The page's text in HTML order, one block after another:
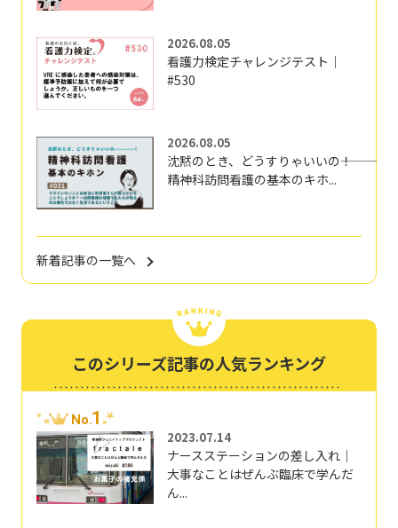
2026.08.05
看護力検定チャレンジテスト｜
#530
2026.08.05
沈黙のとき、どうすりゃいいの―――！
精神科訪問看護の基本のキホ...
新着記事の一覧へ
このシリーズ記事の人気ランキング
No.1
2023.07.14
ナースステーションの差し入れ｜
大事なことはぜんぶ臨床で学んだ
ん...